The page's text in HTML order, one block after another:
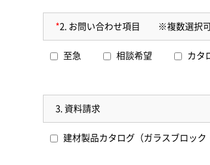
*2. お問い合わせ項目 ※複数選択
至急 相談希望 カタ
3. 資料請求
建材製品カタログ（ガラスブロッ